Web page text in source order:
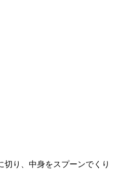
り、中身をスプーンでくり